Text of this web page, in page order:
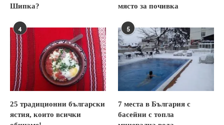
Шипка?
място за почивка
4
25 традиционни български
ястия, които всички
5
7 места в България с
басейни с топла